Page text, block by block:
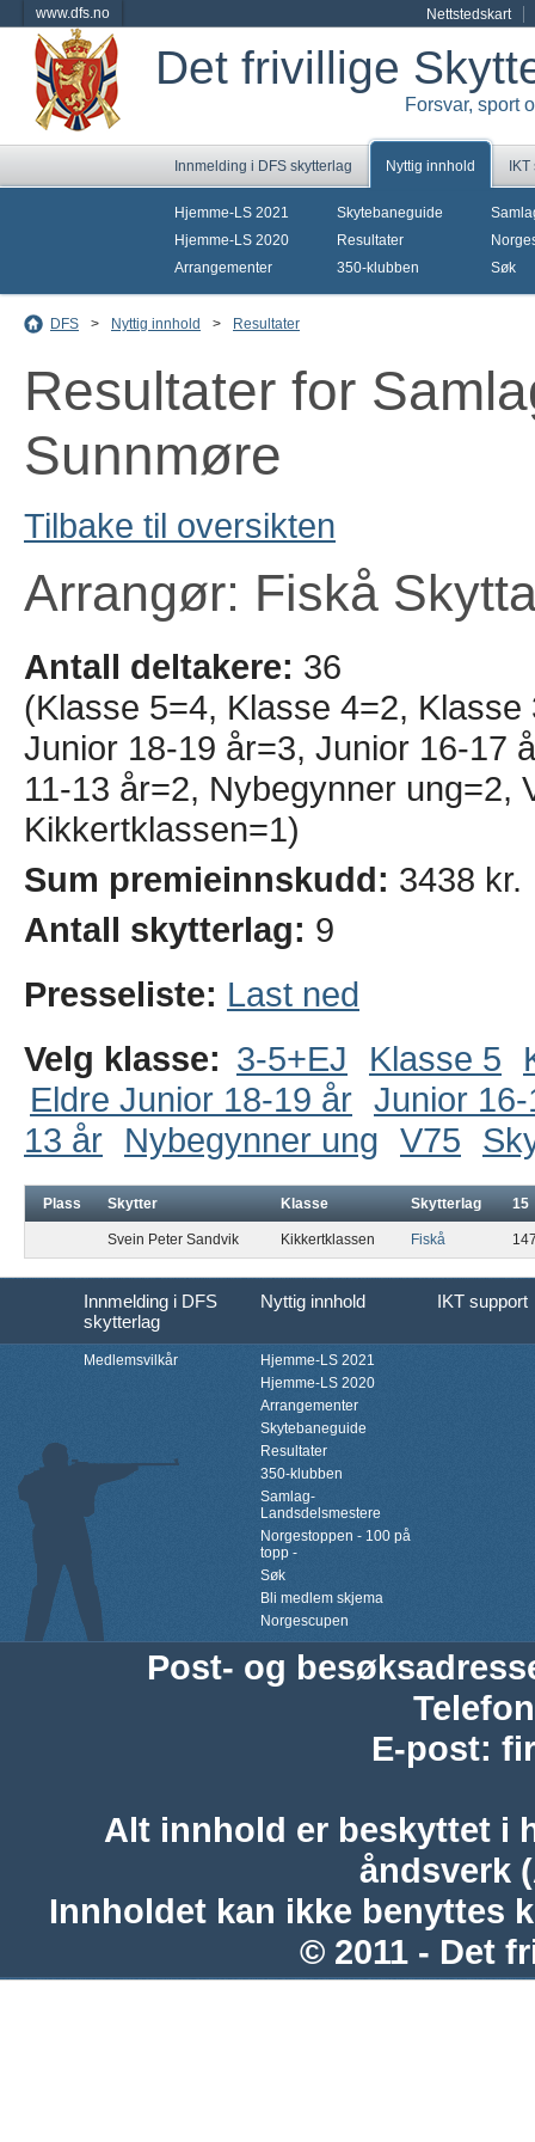
www.dfs.no Nettstedskart
Det frivillige
Forsvar, sport
Innmelding i DFS skytterlag Nyttig innhold
Hjemme-LS 2021
Hjemme-LS 2020
Arrangementer
Skytebaneguide
Resultater
350-klubben
Søk
DFS > Nyttig innhold > Resultater
Resultater for
Sunnmøre
Tilbake til oversikten
Arrangør: Fiskå
Antall deltakere: 36
(Klasse 5=4, Klasse 4=2,
Junior 18-19 år=3, Junior 16-17
11-13 år=2, Nybegynner ung=2,
Kikkertklassen=1)
Sum premieinnskudd: 3438 kr.
Antall skytterlag: 9
Presseliste: Last ned
Velg klasse: 3-5+EJ Klasse 5
Eldre Junior 18-19 år Junior
13 år
Nybegynner ung V75
Plass Skytter Klasse Skytterlag 15
Svein Peter Sandvik Kikkertklassen Fiskå
Innmelding i DFS
skytterlag
Nyttig innhold IKT support
Medlemsvilkår
Hjemme-LS 2021
Hjemme-LS 2020
Arrangementer
Skytebaneguide
Resultater
350-klubben
Samlag-
Landsdelsmestere
Norgestoppen - 100 på
topp -
Søk
Bli medlem skjema
Norgescupen
Post- og
Telefon
E-post:
Alt innhold er beskyttet i
åndsverk
Innholdet kan ikke benyttes
© 2011 - Det